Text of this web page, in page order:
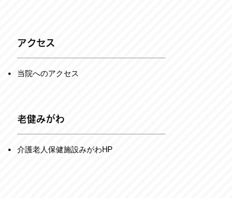
アクセス
当院へのアクセス
老健みがわ
介護老人保健施設みがわHP